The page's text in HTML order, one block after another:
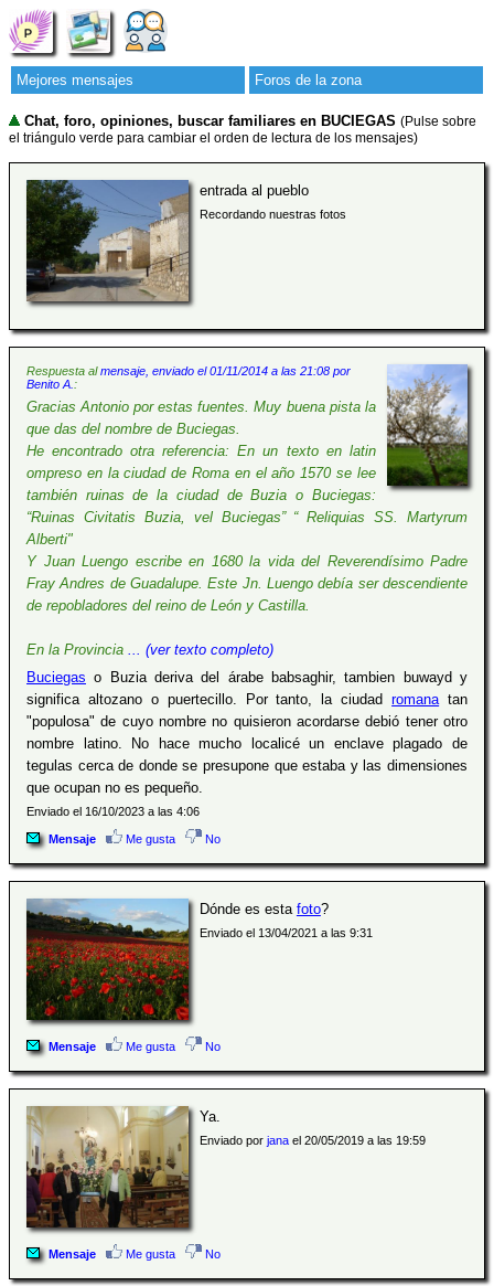
Mejores mensajes Foros de la zona
Chat, foro, opiniones, buscar familiares en BUCIEGAS (Pulse sobre
el triángulo verde para cambiar el orden de lectura de los mensajes)
entrada al pueblo
Recordando nuestras fotos
Respuesta almensaje, enviado el 01/11/2014 a las 21:08 por
Benito A. :
Gracias Antonio por estas fuentes. Muy buena pista la
que das del nombre de Buciegas.
He encontrado otra referencia: En un texto en latin
ompreso en la ciudad de Roma en el año 1570 se lee
también ruinas de la ciudad de Buzia o Buciegas:
“Ruinas Civitatis Buzia, vel Buciegas” “ Reliquias SS. Martyrum
Alberti"
Y Juan Luengo escribe en 1680 la vida del Reverendísimo Padre
Fray Andres de Guadalupe. Este Jn. Luengo debía ser descendiente
de repobladores del reino de León y Castilla.
En la Provincia ... (ver texto completo)
Buciegas o Buzia deriva del árabe babsaghir, tambien buwayd y
significa altozano o puertecillo. Por tanto, la ciudadromanatan
"populosa" de cuyo nombre no quisieron acordarse debió tener otro
nombre latino. No hace mucho localicé un enclave plagado de
tegulas cerca de donde se presupone que estaba y las dimensiones
que ocupan no es pequeño.
Enviado el 16/10/2023 a las 4:06
Mensaje Me gusta No
Dónde es esta foto?
Enviado el 13/04/2021 a las 9:31
Mensaje Me gusta No
Ya.
Enviado por janael 20/05/2019 a las 19:59
Mensaje Me gusta No